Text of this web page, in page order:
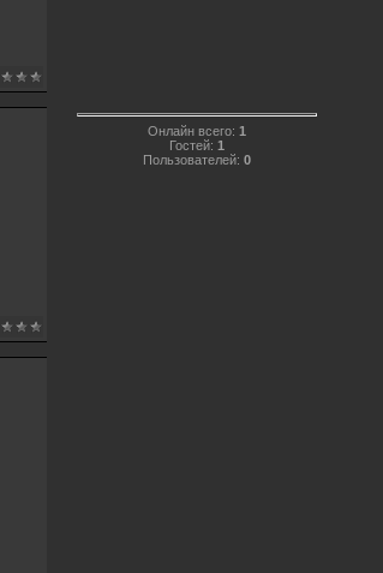
Онлайн всего: 1
Гостей: 1
Пользователей: 0